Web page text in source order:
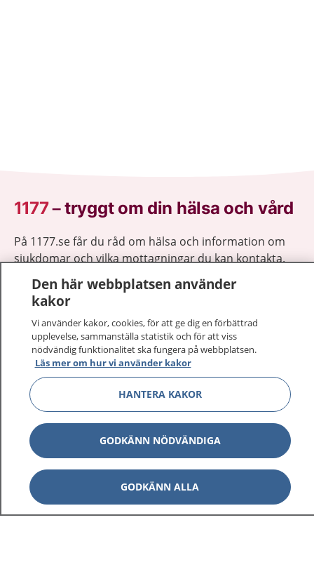
1177–tryggt om din hälsa och vård
På 1177.se får du råd om hälsa och information om
sjukdomar och vilka mottagningar du kan kontakta.
Logga in för att läsa din journal och göra dina
vårdärenden. Ring telefonnummer 1177 för
sjukvårdsrådgivning dygnet runt.
1177 ger dig råd när du vill må bättre.
Visa
Om 1177 Visa
Kontakt Visa
Den här webbplatsen använder
kakor
Vi använder kakor, cookies, för att ge dig en förbättrad
upplevelse, sammanställa statistik och för att viss
nödvändig funktionalitet ska fungera på webbplatsen.
Läs mer om hur vi använder kakor
HANTERA KAKOR
GODKÄNN NÖDVÄNDIGA
GODKÄNN ALLA